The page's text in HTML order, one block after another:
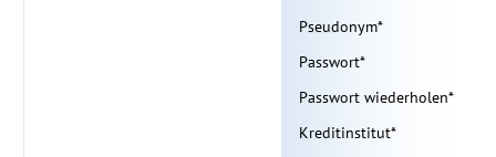
Pseudonym*
Passwort*
Passwort wiederholen*
Kreditinstitut*